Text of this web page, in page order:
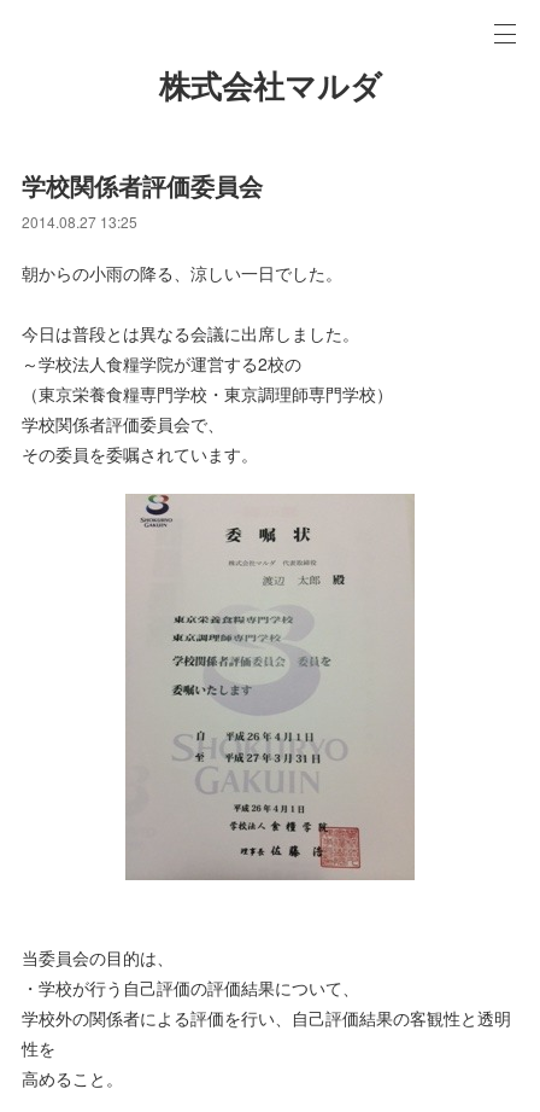
株式会社マルダ
学校関係者評価委員会
2014.08.27 13:25
朝からの小雨の降る、涼しい一日でした。
今日は普段とは異なる会議に出席しました。
～学校法人食糧学院が運営する2校の
（東京栄養食糧専門学校・東京調理師専門学校）
学校関係者評価委員会で、
その委員を委嘱されています。
当委員会の目的は、
・学校が行う自己評価の評価結果について、
学校外の関係者による評価を行い、自己評価結果の客観性と透明
性を
高めること。